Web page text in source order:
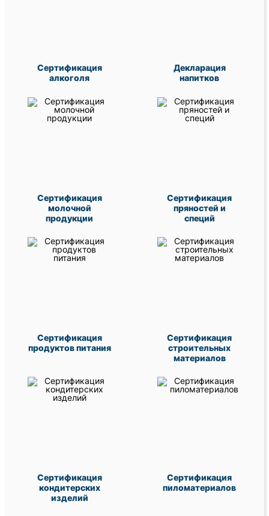
Сертификация
алкоголя
Декларация
напитков
Сертификация
молочной
продукции
Сертификация
пряностей и
специй
Сертификация
продуктов питания
Сертификация
строительных
материалов
Сертификация
кондитерских
изделий
Сертификация
пиломатериалов